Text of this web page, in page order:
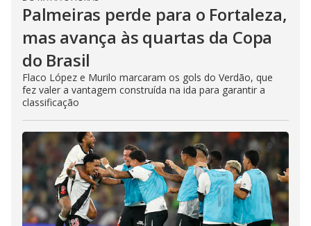
Palmeiras perde para o Fortaleza,
mas avança às quartas da Copa
do Brasil
Flaco López e Murilo marcaram os gols do Verdão, que
fez valer a vantagem construída na ida para garantir a
classificação